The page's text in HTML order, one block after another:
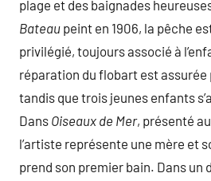
plage et des baignades
Bateau peint en 1906, la pêche
privilégié, toujours associé à
réparation du flobart est assurée
tandis que trois jeunes enfants
Dans Oiseaux de Mer, présenté
l’artiste représente une mère et
prend son premier bain. Dans un